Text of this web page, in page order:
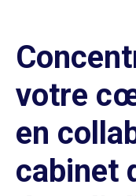
votre
en
cabinet